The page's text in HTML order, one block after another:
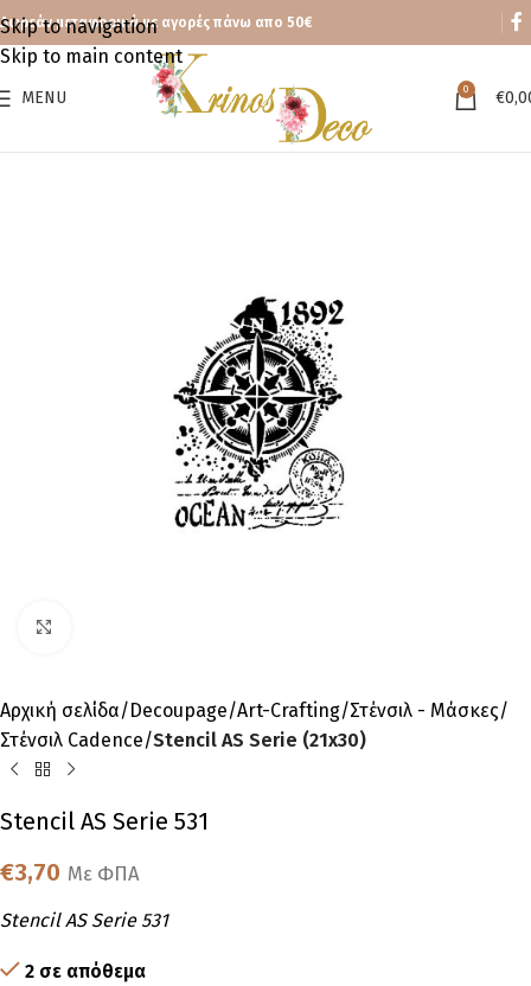
Skip to navigation
Skip to main content
Δωρεάν μεταφορικά με αγορές πάνω απο 50€
MENU 0 €
Αρχική σελίδα Decoupage Art-Crafting Στένσιλ - Μάσκες
Στένσιλ Cadence Stencil AS Serie (21x30)
Stencil AS Serie 531
€3,70 Με ΦΠΑ
Stencil AS Serie 531
2 σε απόθεμα